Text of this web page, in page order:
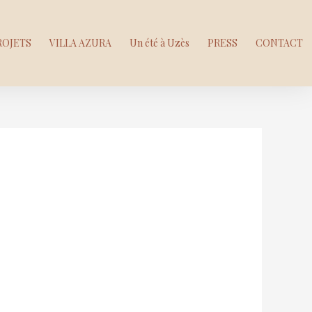
VILLA AZURA Un été à Uzès PRESS CONTACT